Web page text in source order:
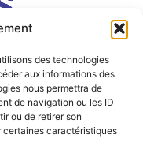
des technologies
aux informations des
nous permettra de
de navigation ou les ID
ou de retirer son
caractéristiques